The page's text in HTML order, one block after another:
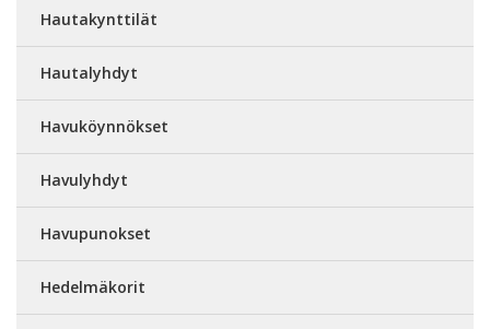
Hautakynttilät
Hautalyhdyt
Havuköynnökset
Havulyhdyt
Havupunokset
Hedelmäkorit